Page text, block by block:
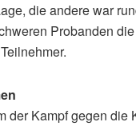
die andere war
Probanden
der Kampf gegen